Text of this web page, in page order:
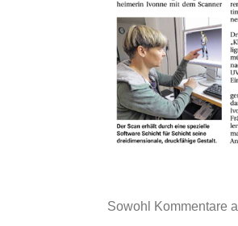
Sowohl Kommentare